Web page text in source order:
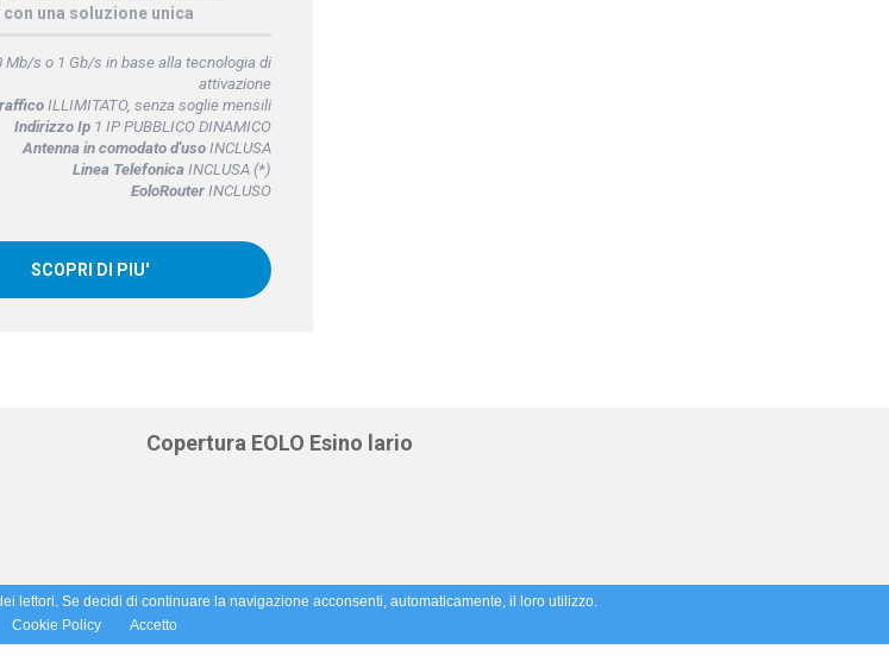
una soluzione unica
s o 1 Gb/s in base alla tecnologia di
attivazione
ILLIMITATO, senza soglie mensili
Indirizzo Ip1 IP PUBBLICO DINAMICO
Antenna in comodato d'usoINCLUSA
Linea TelefonicaINCLUSA (*)
EoloRouterINCLUSO
SCOPRI DI PIU'
Copertura EOLO Esino lario
lettori. Se decidi di continuare la navigazione acconsenti, automaticamente, il loro utilizzo.
Cookie Policy
Accetto